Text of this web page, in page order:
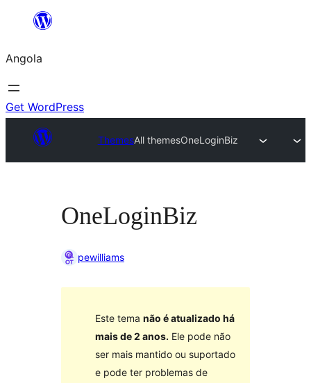
Saltar
o
conteúdo
Angola
Get WordPress
ThemesAll themesOneLoginBiz
OneLoginBiz
pewilliams
Este tema não é atualizado há
mais de 2 anos. Ele pode não
ser mais mantido ou suportado
e pode ter problemas de